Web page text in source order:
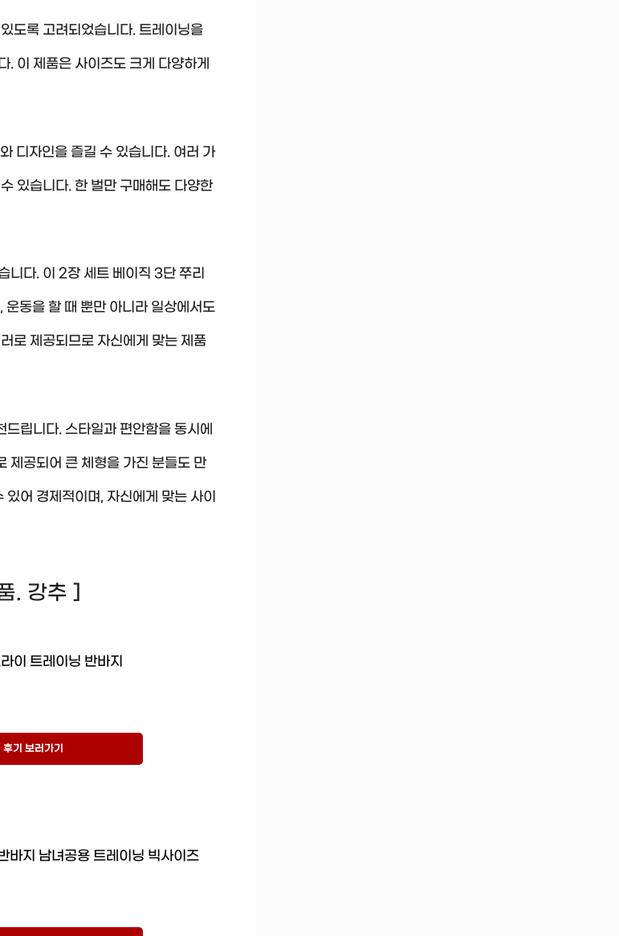
도록 고려되었습니다. 트레이닝을
. 이 제품은 사이즈도 크게 다양하게
디자인을 즐길 수 있습니다. 여러 가
있습니다. 한 벌만 구매해도 다양한
니다. 이 2장 세트 베이직 3단 쭈리
동을 할 때 뿐만 아니라 일상에서도
로 제공되므로 자신에게 맞는 제품
립니다. 스타일과 편안함을 동시에
제공되어 큰 체형을 가진 분들도 만
어 경제적이며, 자신에게 맞는 사이
. 강추 ]
이 트레이닝 반바지
기 보러가기
바지 남녀공용 트레이닝 빅사이즈